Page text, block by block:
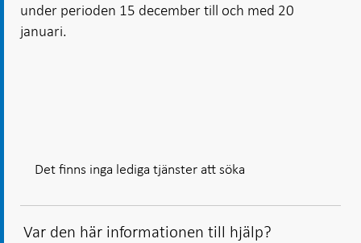
under perioden 15 december till och med 20
januari.
Var den här informationen till hjälp?